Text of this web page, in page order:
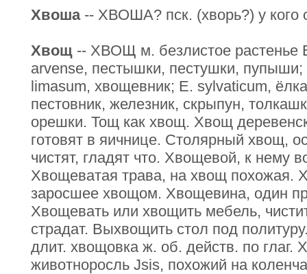
Хвоша-- ХВОША? пск. (хворь?) у кого
Хвощ -- ХВОЩ м. безлистое растенье
arvense, пестышки, пестушки,
limasum, хвощевник; E. sylvaticum,
пестовник, железник, скрыпун,
орешки. Тощ как хвощ. Хвощ
готовят в яичнице. Столярный хвощ,
чистят, гладят что. Хвощевой, к нему
Хвощеватая трава, на хвощ похожая.
заросшее хвощом. Хвощевина, один
Хвощевать или хвощить мебель,
страдат. Выхвощить стол под
длит. хвощовка ж. об. действ. по глаг.
животноросль Jsis, похожий на